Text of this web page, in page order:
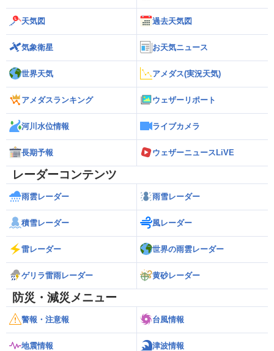
天気図 過去天気図
気象衛星 お天気ニュース
世界天気 アメダス(実況天気)
アメダスランキング ウェザーリポート
河川水位情報 ライブカメラ
長期予報 ウェザーニュースLiVE
レーダーコンテンツ
雨雲レーダー 雨雪レーダー
積雪レーダー 風レーダー
雷レーダー 世界の雨雲レーダー
ゲリラ雷雨レーダー 黄砂レーダー
防災・減災メニュー
警報・注意報 台風情報
地震情報 津波情報